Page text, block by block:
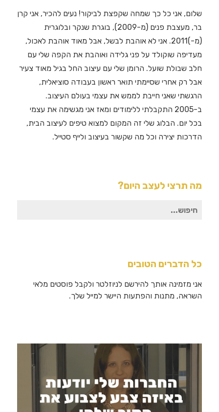
שלום, אני כל כך שמחה שקפצת לביקור! נעים להכיר, אני קרן
בר, מעצבת פנים (מ-2009), בוגרת שנקר ובלוגרית
(מ-)2011. אני לא אוהבת לבשל, אבל מאוד אוהבת לאכול,
מעדיפה שוקולד על פני גלידה ואוהבת את הקפה שלי עם
חלב שבולת שועל. הרומן שלי עם עיצוב החל בגיל מאוד צעיר
אבל רק אחרי שסיימתי תואר ראשון בעבודה סוציאלית,
הרגשתי שאני חייבת לממש את עצמי בעולם העיצוב.
ב-2005 התקבלתי ללימודים ומאז אני מגשימה את עצמי
בכל יום. הבלוג שלי זה המקום למצוא טיפים לעיצוב הבית,
הדרכות יצירה וכל מה שקשור בעיצוב ולייף סטייל.
מה תרצי לעצב היום?
חיפוש
כל הדברים הטובים
אני מזמינה אותך להירשם לניוזלטר ולקבל פוסטים מלאי
השראה, מתנות והפתעות היישר למייל שלך.